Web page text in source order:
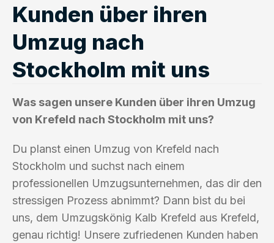
Kunden über ihren
Umzug nach
Stockholm mit uns
Was sagen unsere Kunden über ihren Umzug
von Krefeld nach Stockholm mit uns?
Du planst einen Umzug von Krefeld nach
Stockholm und suchst nach einem
professionellen Umzugsunternehmen, das dir den
stressigen Prozess abnimmt? Dann bist du bei
uns, dem Umzugskönig Kalb Krefeld aus Krefeld,
genau richtig! Unsere zufriedenen Kunden haben